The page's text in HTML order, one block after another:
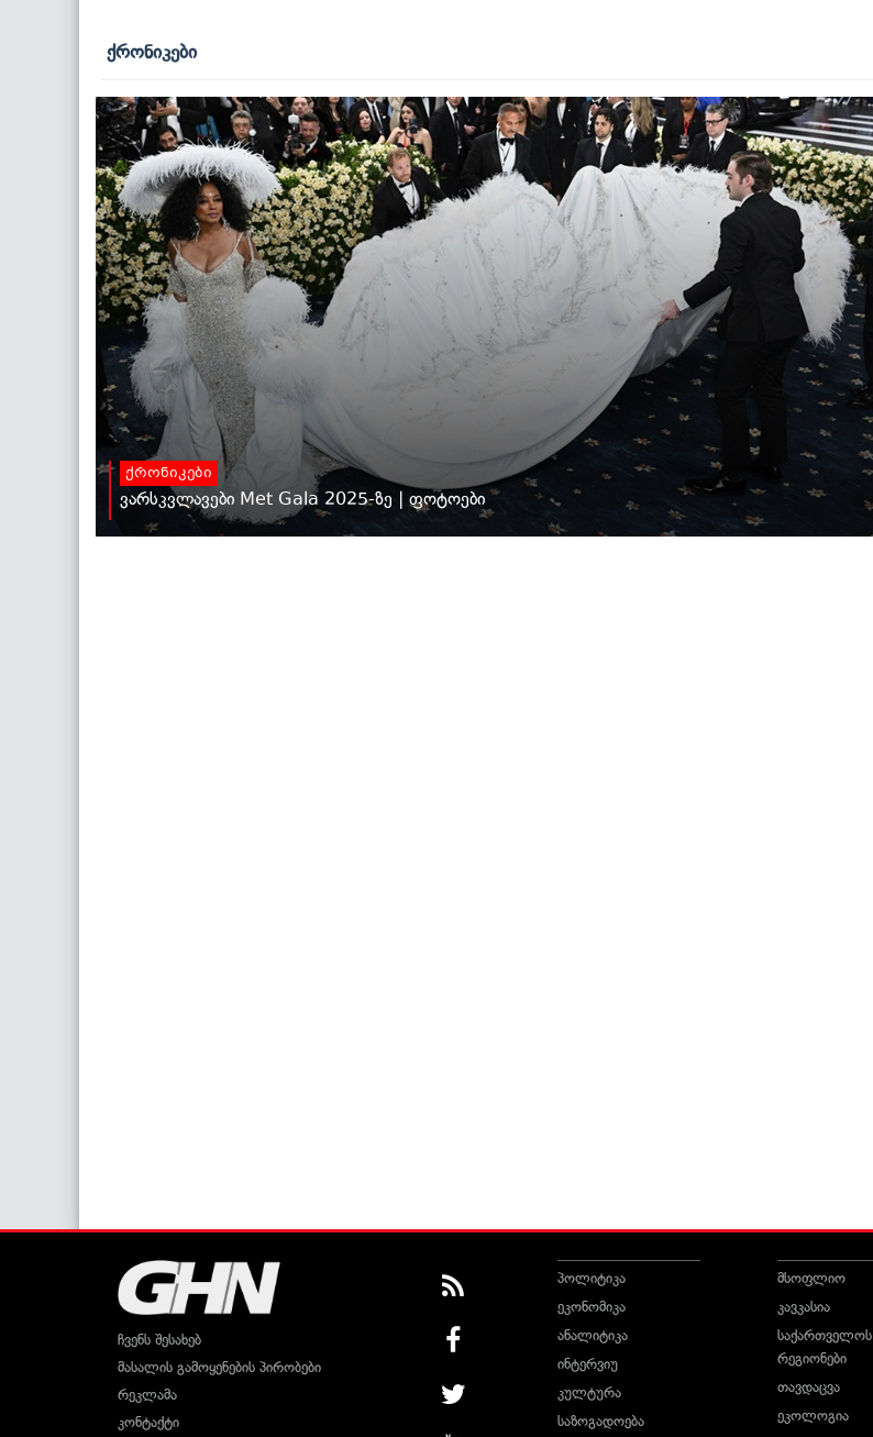
ქრონიკები
ქრონიკები
ვარსკვლავები Met Gala 2025-ზე | ფოტოები
ჩვენს შესახებ
მასალის გამოყენების პირობები
რეკლამა
კონტაქტი
პოლიტიკა
ეკონომიკა
ანალიტიკა
ინტერვიუ
კულტურა
საზოგადოება
მსოფლიო
კავკასია
საქართველოს
რეგიონები
თავდაცვა
ეკოლოგია